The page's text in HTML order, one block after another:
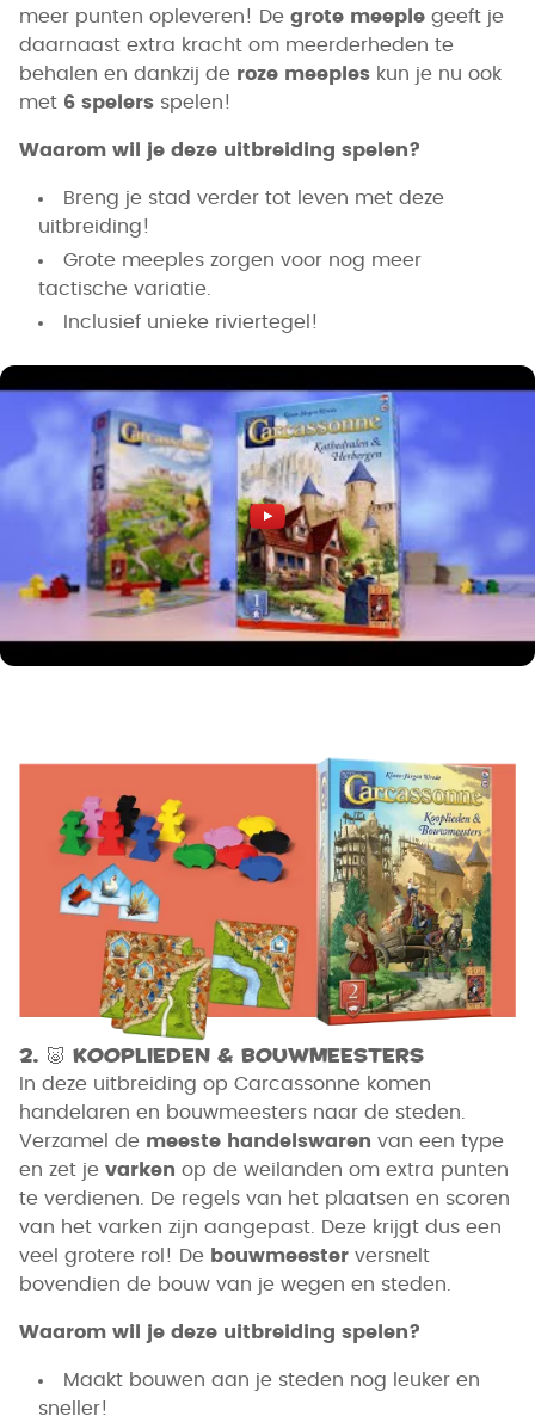
meer punten opleveren! De grote meeple geeft je
daarnaast extra kracht om meerderheden te
behalen en dankzij de roze meeples kun je nu ook
met 6 spelers spelen!
Waarom wil je deze uitbreiding spelen?
Breng je stad verder tot leven met deze
uitbreiding!
Grote meeples zorgen voor nog meer
tactische variatie.
Inclusief unieke riviertegel!
2. 🐷 Kooplieden & Bouwmeesters
In deze uitbreiding op Carcassonne komen
handelaren en bouwmeesters naar de steden.
Verzamel de meeste handelswaren van een type
en zet je varken op de weilanden om extra punten
te verdienen. De regels van het plaatsen en scoren
van het varken zijn aangepast. Deze krijgt dus een
veel grotere rol! De
bouwmeester versnelt
bovendien de bouw van je wegen en steden.
Waarom wil je deze uitbreiding spelen?
Maakt bouwen aan je steden nog leuker en
sneller!